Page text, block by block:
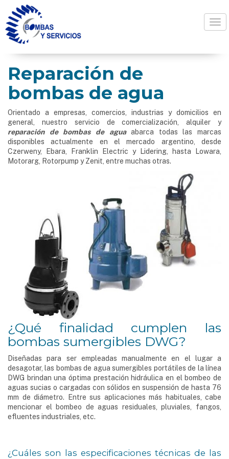
Reparación de
bombas de agua
Orientado a empresas, comercios, industrias y domicilios en
general, nuestro servicio de comercialización, alquiler y
reparación de bombas de aguaabarca todas las marcas
disponibles actualmente en el mercado argentino, desde
Czerweny, Ebara, Franklin Electric y Lidering, hasta Lowara,
Motorarg, Rotorpump y Zenit, entre muchas otras.
¿Qué finalidad cumplen las
bombas sumergibles DWG?
Diseñadas para ser empleadas manualmente en el lugar a
desagotar, las bombas de agua sumergibles portátiles de la línea
DWG brindan una óptima prestación hidráulica en el bombeo de
aguas sucias o cargadas con sólidos en suspensión de hasta 76
mm de diámetro. Entre sus aplicaciones más habituales, cabe
mencionar el bombeo de aguas residuales, pluviales, fangos,
efluentes industriales, etc.
¿Cuáles son las especificaciones técnicas de las